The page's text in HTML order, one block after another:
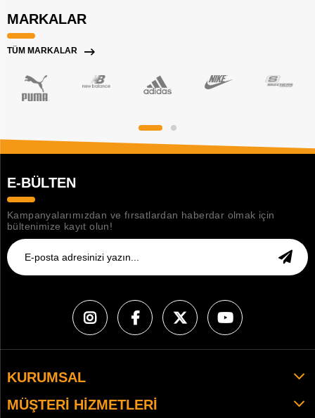
MARKALAR
TÜM MARKALAR
E-BÜLTEN
Kampanyalarımızdan ve fırsatlardan haberdar olmak için
bültenimize kayıt olun!
KURUMSAL
MÜŞTERI HIZMETLERI